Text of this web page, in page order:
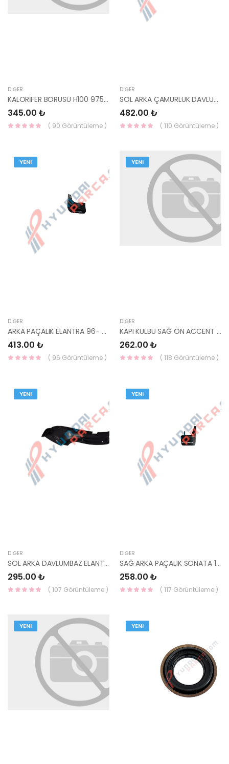
DIĞER
KALORİFER BORUSU H100 97531-4B000-HMC
345.00 ₺
( 90 Görüntüleme )
DIĞER
SOL ARKA ÇAMURLUK DAVLUMBAZI ELANTRA 90- 86821-28000-HMC
482.00 ₺
( 110 Görüntüleme )
YENI
DIĞER
ARKA PAÇALIK ELANTRA 96- 86841-29000-HMC
413.00 ₺
( 96 Görüntüleme )
YENI
DIĞER
KAPI KULBU SAĞ ÖN ACCENT 82720-22100-HMC
262.00 ₺
( 118 Görüntüleme )
YENI
DIĞER
SOL ARKA DAVLUMBAZ ELANTRA 03-05 86821-2D500-HMC
295.00 ₺
( 107 Görüntüleme )
YENI
DIĞER
SAĞ ARKA PAÇALIK SONATA 1991-1993 86842-33000-HMC
258.00 ₺
( 117 Görüntüleme )
YENI YENI